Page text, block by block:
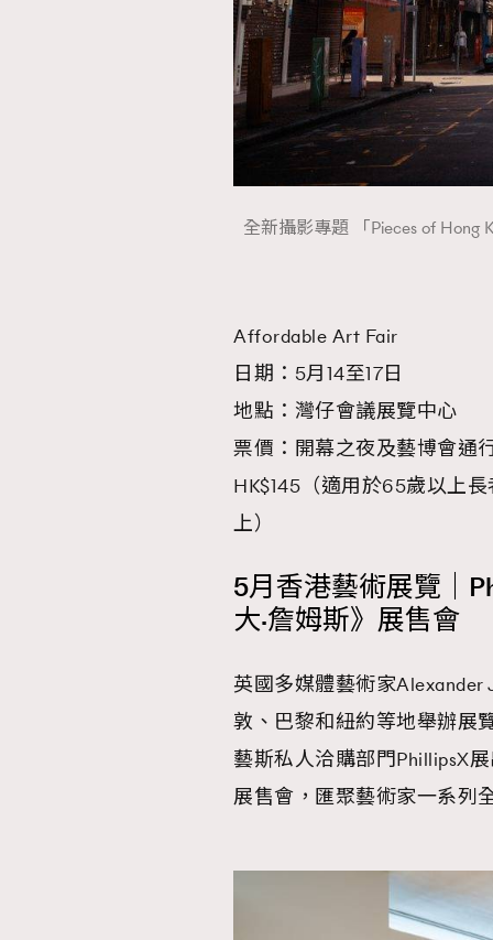
本人已詳閱並同意遵守本文列明條款及細則。 請
公司的私隱政策聲明。
本人願意接收新傳媒集團的最新消息及其他宣
本人的個人資料於任何推廣用途。
全新攝影專題 「Pieces of
Affordable Art Fair
日期：5月14至17日
地點：灣仔會議展覽中心
票價：開幕之夜及藝博會通
HK$145（適用於65歲以上
上）
5月香港藝術展覽｜
大·詹姆斯》展售會
英國多媒體藝術家
敦、巴黎和紐約等地舉辦展
藝斯私人洽購部門PhillipsX
展售會，匯聚藝術家一系列